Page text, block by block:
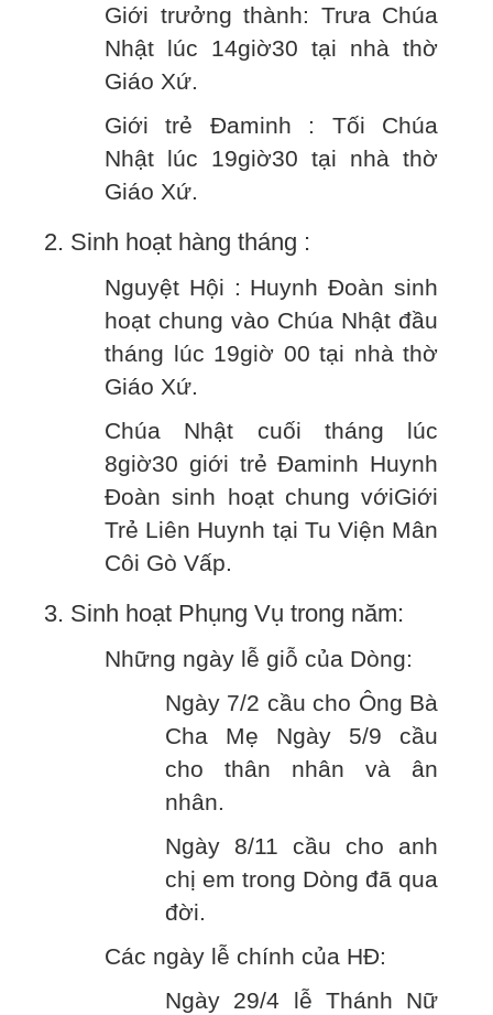
Giới trưởng thành: Trưa Chúa
Nhật lúc 14giờ30 tại nhà thờ
Giáo Xứ.
Giới trẻ Đaminh : Tối Chúa
Nhật lúc 19giờ30 tại nhà thờ
Giáo Xứ.
2. Sinh hoạt hàng tháng :
Nguyệt Hội : Huynh Đoàn sinh
hoạt chung vào Chúa Nhật đầu
tháng lúc 19giờ 00 tại nhà thờ
Giáo Xứ.
Chúa Nhật cuối tháng lúc
8giờ30 giới trẻ Đaminh Huynh
Đoàn sinh hoạt chung vớiGiới
Trẻ Liên Huynh tại Tu Viện Mân
Côi Gò Vấp.
3. Sinh hoạt Phụng Vụ trong năm:
Những ngày lễ giỗ của Dòng:
Ngày 7/2 cầu cho Ông Bà
Cha Mẹ Ngày 5/9 cầu
cho thân nhân và ân
nhân.
Ngày 8/11 cầu cho anh
chị em trong Dòng đã qua
đời.
Các ngày lễ chính của HĐ:
Ngày 29/4 lễ Thánh Nữ